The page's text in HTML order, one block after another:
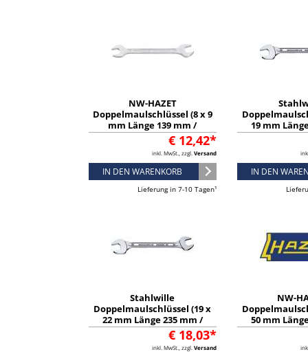
NW-HAZET
Doppelmaulschlüssel (8 x 9
mm Länge 139 mm /
verchromt) - 450N-8X9
€ 12,42*
inkl. MwSt., zzgl. Versand
IN DEN WARENKORB
Lieferung in 7-10 Tagen¹
19 mm
verchromt) -
IN DEN
Stahlwille
Doppelmaulschlüssel (19 x
22 mm Länge 235 mm /
verchromt) - 40031922
€ 18,03*
inkl. MwSt., zzgl. Versand
NW-
50 mm
verchromt) -